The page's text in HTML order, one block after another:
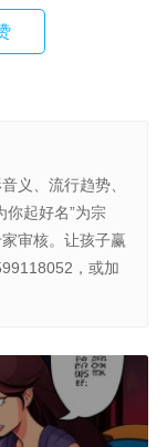
义、流行趋势、
你起好名”为宗
审核。让孩子赢
，或加